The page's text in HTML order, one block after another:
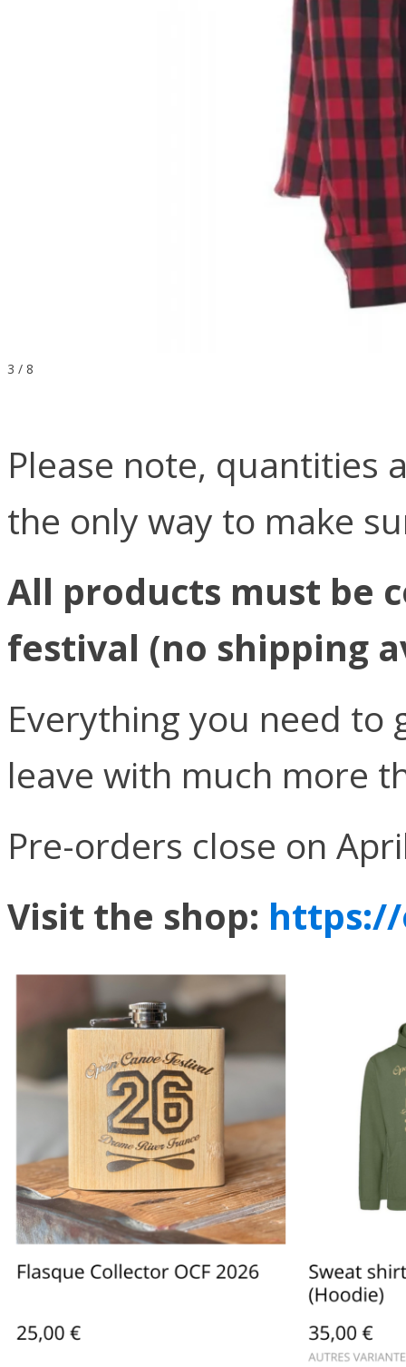
3 / 8
Please note, quantities
the only way to make
All products must be
festival (no shipping
Everything you need
leave with much more
Pre-orders close on
Visit the shop: